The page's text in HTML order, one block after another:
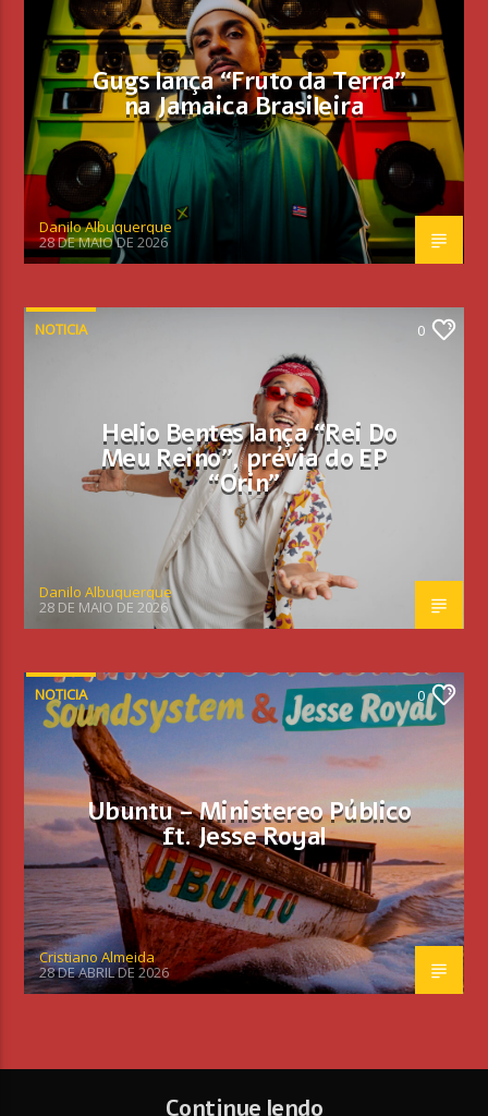
Gugs lança “Fruto da Terra”
na Jamaica Brasileira
Danilo Albuquerque
28 DE MAIO DE 2026
NOTICIA 0
Helio Bentes lança “Rei Do
Meu Reino”, prévia do EP
“Orin”
Danilo Albuquerque
28 DE MAIO DE 2026
NOTICIA 0
Ubuntu – Ministereo Público
ft. Jesse Royal
Cristiano Almeida
28 DE ABRIL DE 2026
Continue lendo